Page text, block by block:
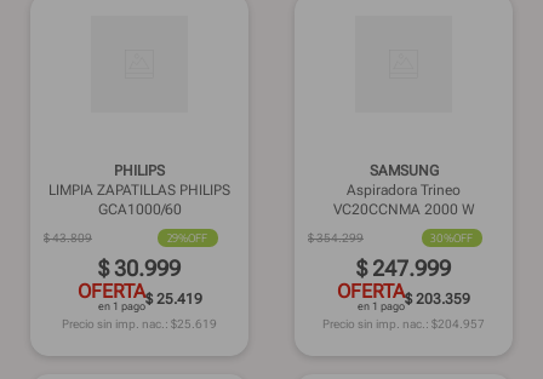
PHILIPS
LIMPIA ZAPATILLAS PHILIPS
GCA1000/60
$43.809 29%OFF
$30.999
OFERTA
en 1 pago$ 25.419
Precio sin imp. nac.: $25.619
SAMSUNG
Aspiradora Trineo
VC20CCNMA 2000 W
$354.299 30%OFF
$ 247.999
OFERTA
en 1 pago$ 203.359
Precio sin imp. nac.: $204.957